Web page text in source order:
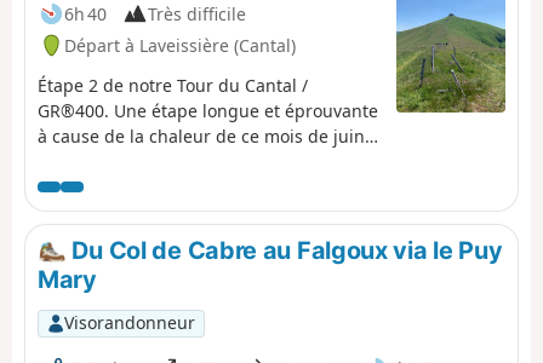
6h 40
Très difficile
Départ à Laveissière (Cantal)
Étape 2 de notre Tour du Cantal /
GR®400. Une étape longue et éprouvante
à cause de la chaleur de ce mois de juin.
des étapes. Très beaux tronçons,
notamment l'arrivée sur la crête avant le
Puy Mary, les environs du Puy de la
Tourte, etc. Des passages plus
compliqués : passage de la Brèche de
Rolland, le plateau du Luchard et la
longue descente vers le Falgoux. Il est à
Du Col de Cabre au Falgoux via le Puy
Mary
Visorandonneur